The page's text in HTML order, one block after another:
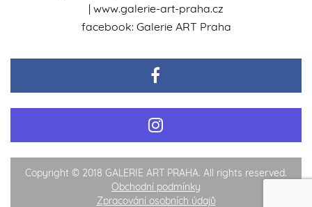
| www.galerie-art-praha.cz
facebook: Galerie ART Praha
Copyright © 2018 GALERIE ART PRAHA. All rights reserved.
Obchodní podmínky
Zpracování osobních údajů